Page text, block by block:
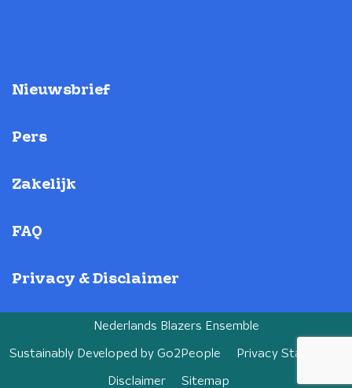
Nieuwsbrief
Pers
Zakelijk
FAQ
Privacy & Disclaimer
Nederlands Blazers Ensemble
Sustainably Developed by Go2People Privacy Statement
Disclaimer Sitemap